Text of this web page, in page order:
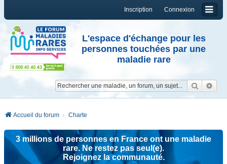
Connexion
Inscription
L'espace d'échange pour les
personnes touchées par une
maladie rare
Accueil du forum Charte
3 millions de personnes en France ont une maladie
rare. Ne restez pas seul(e).
Rejoignez la communauté.